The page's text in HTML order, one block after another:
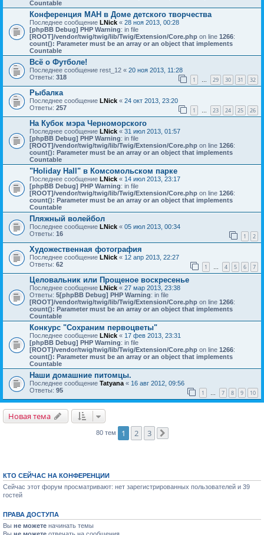
Countable
Конференция МАН в Доме детского творчества
Последнее сообщение LNick « 28 ноя 2013, 00:28
[phpBB Debug] PHP Warning: in file
[ROOT]/vendor/twig/twig/lib/Twig/Extension/Core.php on line 1266:
count(): Parameter must be an array or an object that implements
Countable
Всё о Футболе!
Последнее сообщение rest_12 « 20 ноя 2013, 11:28
Ответы: 318 1 29 30 31 32
Рыбалка
Последнее сообщение LNick « 24 окт 2013, 23:20
Ответы: 257 1 23 24 25 26
На Кубок мэра Черноморского
Последнее сообщение LNick « 31 июл 2013, 01:57
[phpBB Debug] PHP Warning: in file
[ROOT]/vendor/twig/twig/lib/Twig/Extension/Core.php on line 1266:
count(): Parameter must be an array or an object that implements
Countable
"Holiday Hall" в Комсомольском парке
Последнее сообщение LNick « 14 июл 2013, 23:17
[phpBB Debug] PHP Warning: in file
[ROOT]/vendor/twig/twig/lib/Twig/Extension/Core.php on line 1266:
count(): Parameter must be an array or an object that implements
Countable
Пляжный волейбол
Последнее сообщение LNick « 05 июл 2013, 00:34
Ответы: 16 1 2
Художественная фотография
Последнее сообщение LNick « 12 апр 2013, 22:27
Ответы: 62 1 4 5 6 7
Целовальник или Прощеное воскресенье
Последнее сообщение LNick « 27 мар 2013, 23:38
Ответы: 5[phpBB Debug] PHP Warning: in file
[ROOT]/vendor/twig/twig/lib/Twig/Extension/Core.php on line 1266:
count(): Parameter must be an array or an object that implements
Countable
Конкурс "Сохраним первоцветы"
Последнее сообщение LNick « 17 фев 2013, 23:31
[phpBB Debug] PHP Warning: in file
[ROOT]/vendor/twig/twig/lib/Twig/Extension/Core.php on line 1266:
count(): Parameter must be an array or an object that implements
Countable
Наши домашние питомцы.
Последнее сообщение Tatyana « 16 авг 2012, 09:56
Ответы: 95 1 … 7 8 9 10
Новая тема
80 тем 1 2 3
КТО СЕЙЧАС НА КОНФЕРЕНЦИИ
Сейчас этот форум просматривают: нет зарегистрированных пользователей и 39
гостей
ПРАВА ДОСТУПА
Вы не можете начинать темы